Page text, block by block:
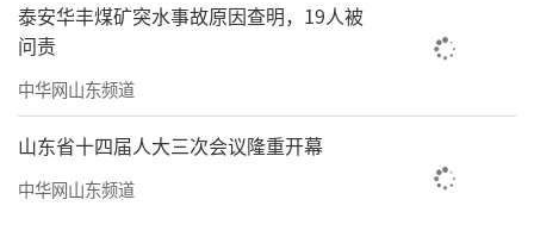
泰安华丰煤矿突水事故原因查明，19人被
问责
中华网山东频道
山东省十四届人大三次会议隆重开幕
中华网山东频道